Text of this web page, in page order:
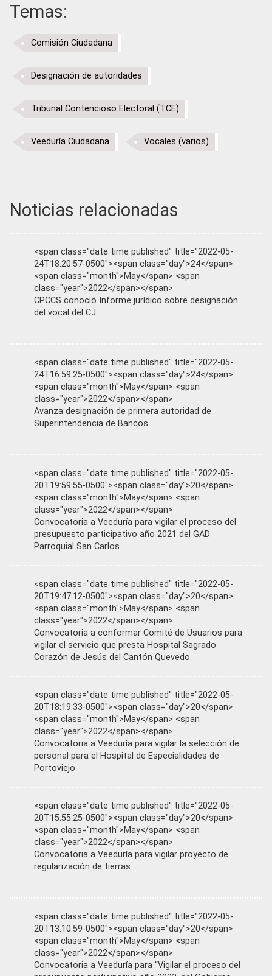
Temas:
Comisión Ciudadana
Designación de autoridades
Tribunal Contencioso Electoral (TCE)
Veeduría Ciudadana Vocales (varios)
Noticias relacionadas
<span class="date time published" title="2022-05-
24T18:20:57-0500"><span class="day">24</span>
<span class="month">May</span> <span
class="year">2022</span></span>
CPCCS conoció Informe jurídico sobre designación
del vocal del CJ
<span class="date time published" title="2022-05-
24T16:59:25-0500"><span class="day">24</span>
<span class="month">May</span> <span
class="year">2022</span></span>
Avanza designación de primera autoridad de
Superintendencia de Bancos
<span class="date time published" title="2022-05-
20T19:59:55-0500"><span class="day">20</span>
<span class="month">May</span> <span
class="year">2022</span></span>
Convocatoria a Veeduría para vigilar el proceso del
presupuesto participativo año 2021 del GAD
Parroquial San Carlos
<span class="date time published" title="2022-05-
20T19:47:12-0500"><span class="day">20</span>
<span class="month">May</span> <span
class="year">2022</span></span>
Convocatoria a conformar Comité de Usuarios para
vigilar el servicio que presta Hospital Sagrado
Corazón de Jesús del Cantón Quevedo
<span class="date time published" title="2022-05-
20T18:19:33-0500"><span class="day">20</span>
<span class="month">May</span> <span
class="year">2022</span></span>
Convocatoria a Veeduría para vigilar la selección de
personal para el Hospital de Especialidades de
Portoviejo
<span class="date time published" title="2022-05-
20T15:55:25-0500"><span class="day">20</span>
<span class="month">May</span> <span
class="year">2022</span></span>
Convocatoria a Veeduría para vigilar proyecto de
regularización de tierras
<span class="date time published" title="2022-05-
20T13:10:59-0500"><span class="day">20</span>
<span class="month">May</span> <span
class="year">2022</span></span>
Convocatoria a Veeduría para “Vigilar el proceso del